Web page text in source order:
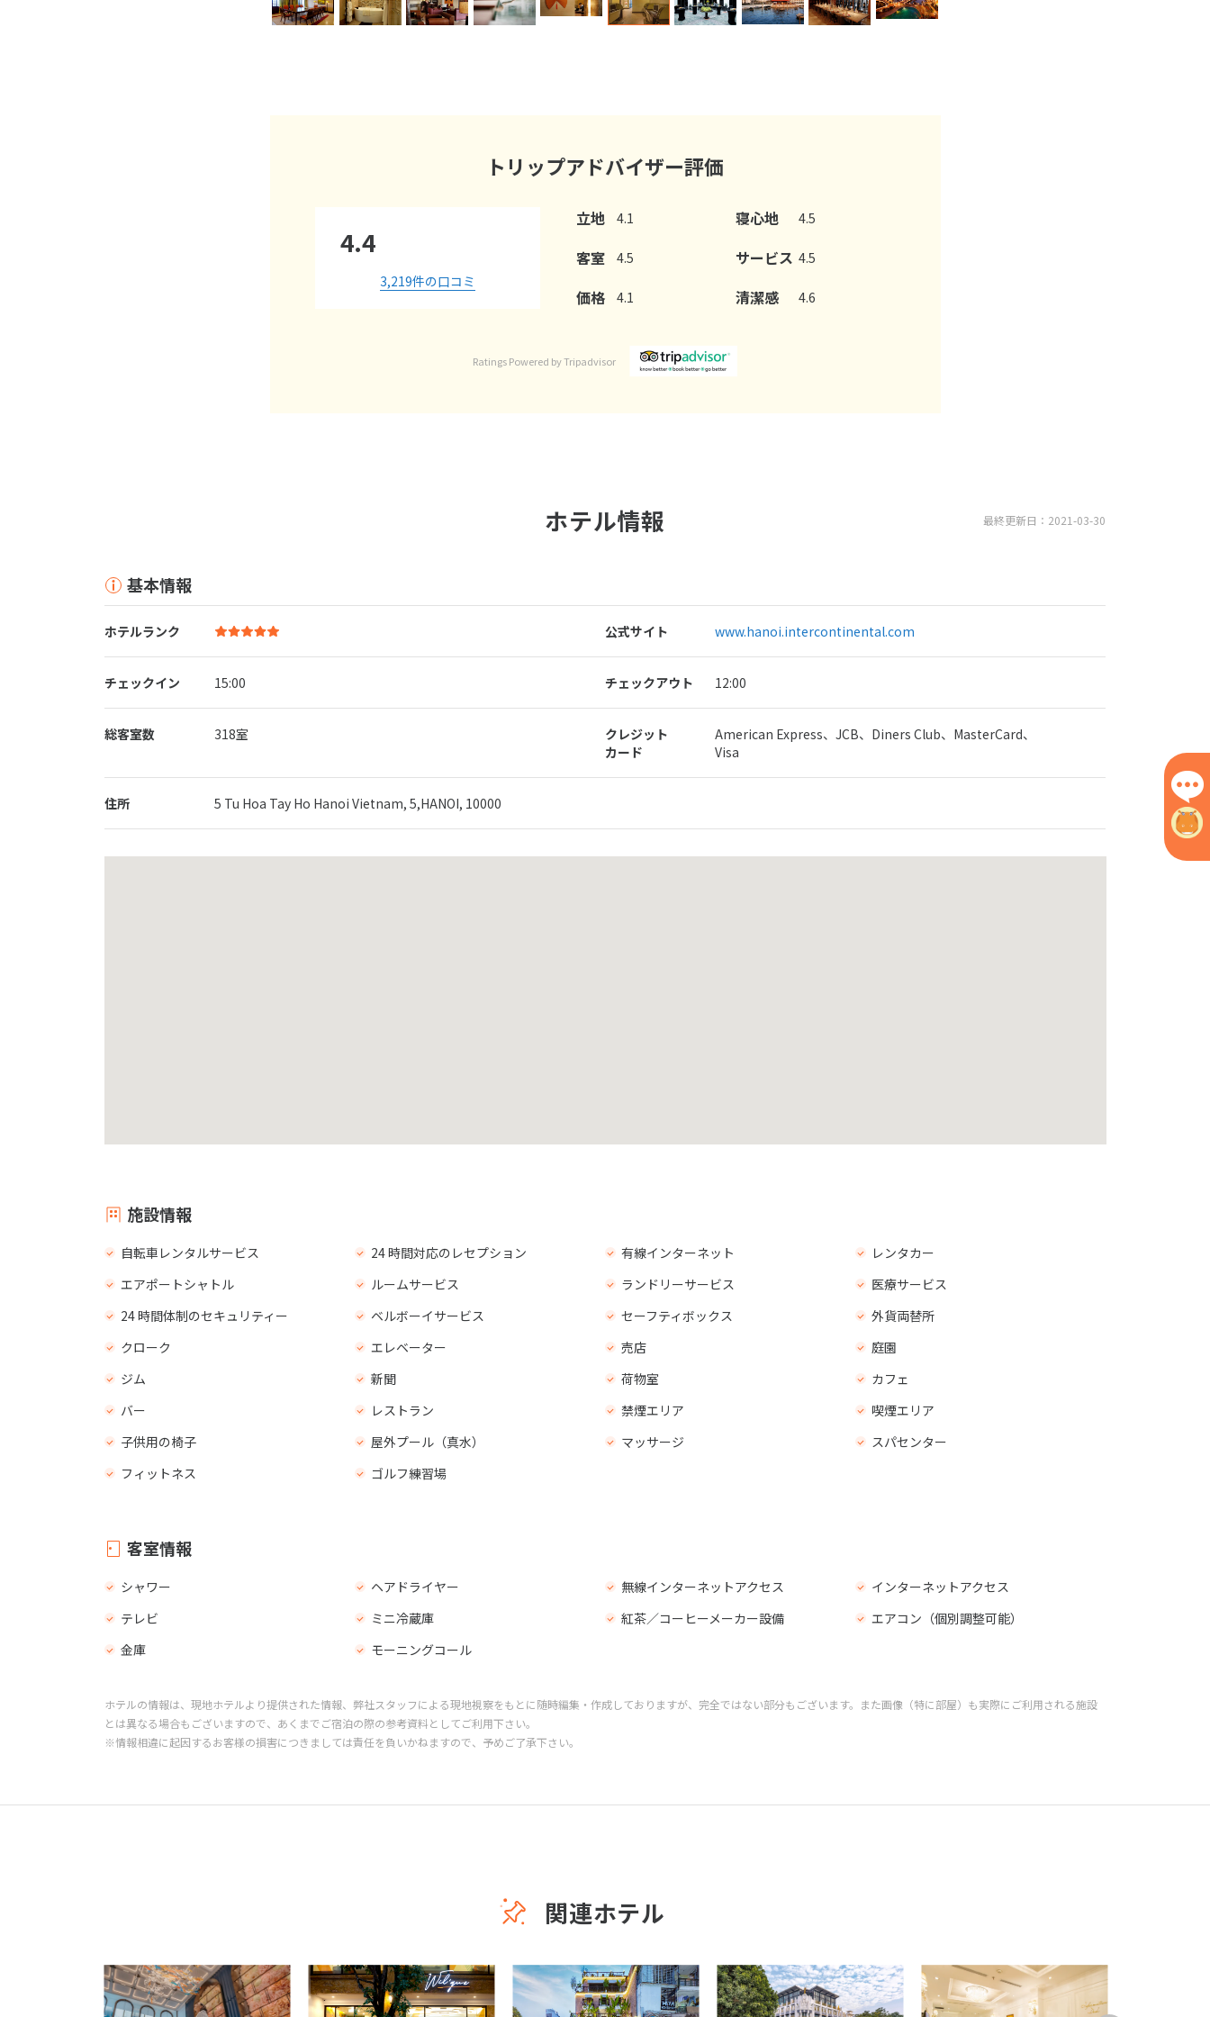
トリップアドバイザー評価
4.4
3,219件の口コミ
立地 4.1 寝心地 4.5
客室 4.5 サービス 4.5
価格 4.1 清潔感 4.6
Ratings Powered by Tripadvisor
最終更新日：2021-03-30
ホテル情報
基本情報
ホテルランク 公式サイト www.hanoi.intercontinental.com
チェックイン 15:00 チェックアウト 12:00
総客室数 318室
クレジット
カード
American Express、JCB、Diners Club、MasterCard、
Visa
住所 5 Tu Hoa Tay Ho Hanoi Vietnam, 5,HANOI, 10000
施設情報
自転車レンタルサービス 24 時間対応のレセプション 有線インターネット
レンタカー
エアポートシャトル
ルームサービス ランドリーサービス
医療サービス
24 時間体制のセキュリティー
ベルボーイサービス セーフティボックス
外貨両替所
クローク
エレベーター 売店
庭園
ジム
新聞 荷物室
カフェ
バー
レストラン 禁煙エリア
喫煙エリア
子供用の椅子
屋外プール（真水） マッサージ
スパセンター
フィットネス
ゴルフ練習場
客室情報
シャワー ヘアドライヤー 無線インターネットアクセス
インターネットアクセス
テレビ
ミニ冷蔵庫 紅茶／コーヒーメーカー設備
エアコン（個別調整可能）
金庫
モーニングコール
ホテルの情報は、現地ホテルより提供された情報、弊社スタッフによる現地視察をもとに随時編集・作成しておりますが、完全ではない部分もございます。また画像（特に部屋）も実際にご利用される施設
とは異なる場合もございますので、あくまでご宿泊の際の参考資料としてご利用下さい。
※情報相違に起因するお客様の損害につきましては責任を負いかねますので、予めご了承下さい。
関連ホテル